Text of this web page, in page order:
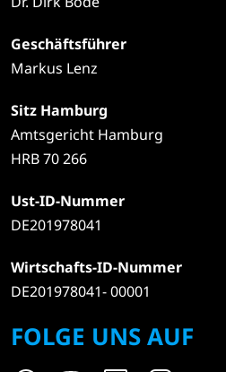
Geschäftsführer
Markus Lenz
Sitz Hamburg
Amtsgericht Hamburg
HRB 70 266
Ust-ID-Nummer
DE201978041
Wirtschafts-ID-Nummer
DE201978041- 00001
FOLGE UNS AUF